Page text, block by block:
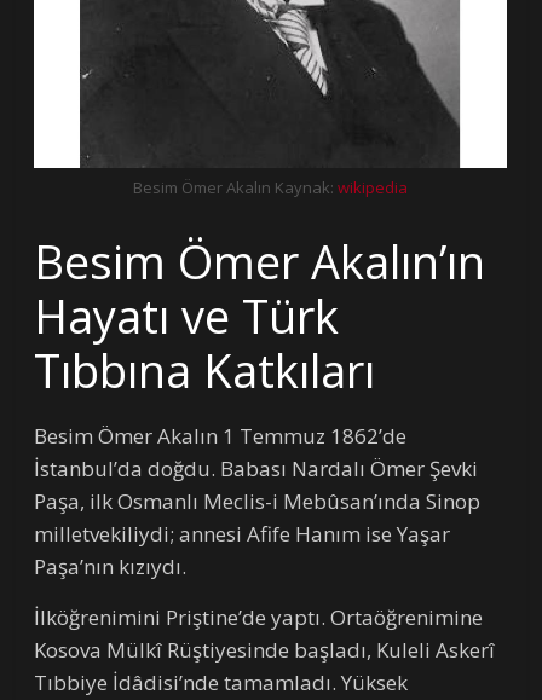
Besim Ömer Akalın Kaynak:wikipedia
Besim Ömer Akalın’ın
Hayatı ve Türk
Tıbbına Katkıları
Besim Ömer Akalın 1 Temmuz 1862’de
İstanbul’da doğdu. Babası Nardalı Ömer Şevki
Paşa, ilk Osmanlı Meclis-i Mebûsan’ında Sinop
milletvekiliydi; annesi Afife Hanım ise Yaşar
Paşa’nın kızıydı.
İlköğrenimini Priştine’de yaptı. Ortaöğrenimine
Kosova Mülkî Rüştiyesinde başladı, Kuleli Askerî
Tıbbiye İdâdisi’nde tamamladı. Yüksek